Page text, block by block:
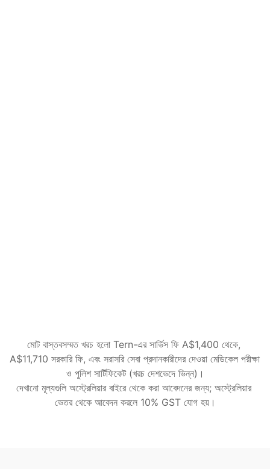
মোট বাস্তবসম্মত খরচ হলো Tern-এর সার্ভিস ফি A$1,400 থেকে,
A$11,710 সরকারি ফি, এবং সরাসরি সেবা প্রদানকারীদের দেওয়া মেডিকেল পরীক্ষা
ও পুলিশ সার্টিফিকেট (খরচ দেশভেদে ভিন্ন)।
দেখানো মূল্যগুলি অস্ট্রেলিয়ার বাইরে থেকে করা আবেদনের জন্য; অস্ট্রেলিয়ার
ভেতর থেকে আবেদন করলে 10% GST যোগ হয়।